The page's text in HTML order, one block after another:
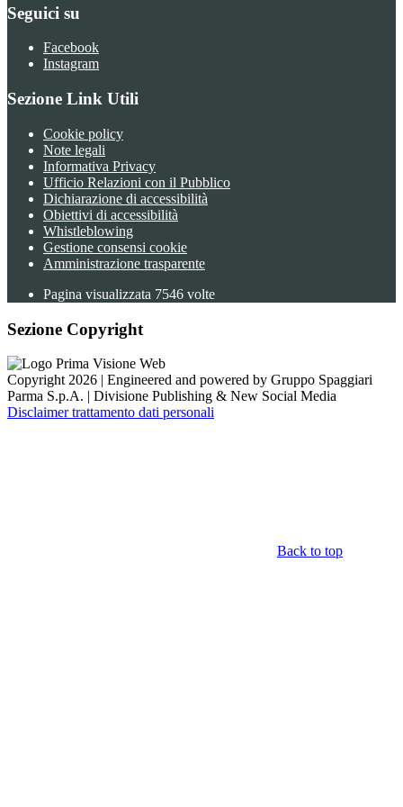
Seguici su
Facebook
Instagram
Sezione Link Utili
Cookie policy
Note legali
Informativa Privacy
Ufficio Relazioni con il Pubblico
Dichiarazione di accessibilità
Obiettivi di accessibilità
Whistleblowing
Gestione consensi cookie
Amministrazione trasparente
Pagina visualizzata 7546 volte
Sezione Copyright
Copyright 2026 | Engineered and powered by Gruppo Spaggiari
Parma S.p.A. | Divisione Publishing & New Social Media
Disclaimer trattamento dati personali
Back to top